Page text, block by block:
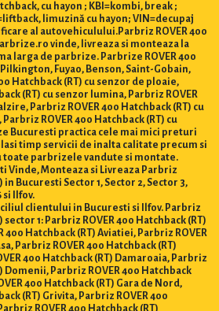
cu hayon ; KBI=kombi, break ;
limuzină cu hayon; VIN=decupaj
al autovehiculului.Parbriz ROVER 400
vinde, livreaza si monteaza la
larga de parbrize. Parbrize ROVER 400
Fuyao, Benson, Saint-Gobain,
Hatchback (RT) cu senzor de ploaie,
(RT) cu senzor lumina, Parbriz ROVER
Parbriz ROVER 400 Hatchback (RT) cu
ROVER 400 Hatchback (RT) cu
Bucuresti practica cele mai mici preturi
timp servicii de inalta calitate precum si
toate parbrizele vandute si montate.
Vinde, Monteaza si Livreaza Parbriz
in Bucuresti Sector 1, Sector 2, Sector 3,
si Ilfov.
clientului in Bucuresti si Ilfov. Parbriz
sector 1: Parbriz ROVER 400 Hatchback (RT)
Hatchback (RT) Aviatiei, Parbriz ROVER
Parbriz ROVER 400 Hatchback (RT)
400 Hatchback (RT) Damaroaia, Parbriz
Domenii, Parbriz ROVER 400 Hatchback
400 Hatchback (RT) Gara de Nord,
(RT) Grivita, Parbriz ROVER 400